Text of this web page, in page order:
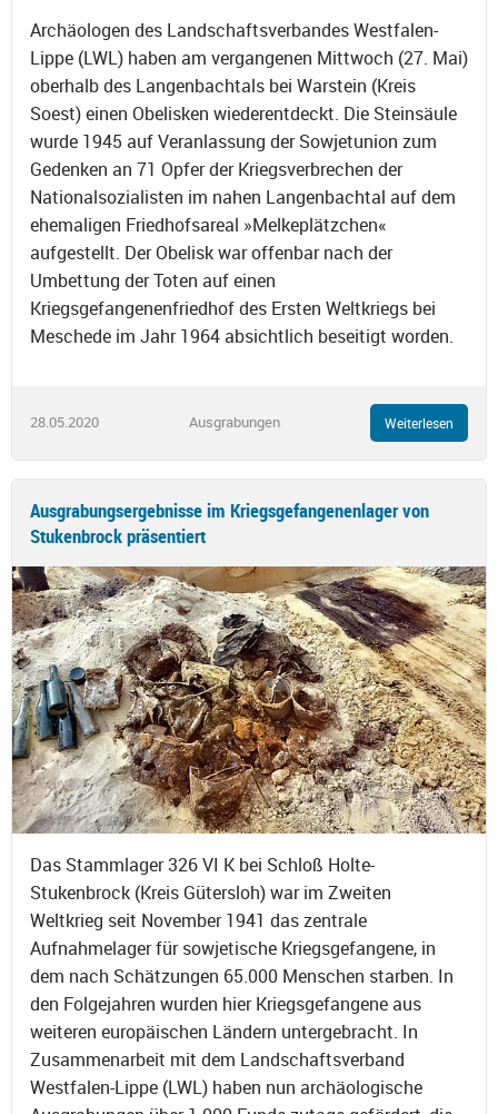
Archäologen des Landschaftsverbandes Westfalen-
Lippe (LWL) haben am vergangenen Mittwoch (27. Mai)
oberhalb des Langenbachtals bei Warstein (Kreis
Soest) einen Obelisken wiederentdeckt. Die Steinsäule
wurde 1945 auf Veranlassung der Sowjetunion zum
Gedenken an 71 Opfer der Kriegsverbrechen der
Nationalsozialisten im nahen Langenbachtal auf dem
ehemaligen Friedhofsareal »Melkeplätzchen«
aufgestellt. Der Obelisk war offenbar nach der
Umbettung der Toten auf einen
Kriegsgefangenenfriedhof des Ersten Weltkriegs bei
Meschede im Jahr 1964 absichtlich beseitigt worden.
28.05.2020 Ausgrabungen Weiterlesen
Ausgrabungsergebnisse im Kriegsgefangenenlager von
Stukenbrock präsentiert
Das Stammlager 326 VI K bei Schloß Holte-
Stukenbrock (Kreis Gütersloh) war im Zweiten
Weltkrieg seit November 1941 das zentrale
Aufnahmelager für sowjetische Kriegsgefangene, in
dem nach Schätzungen 65.000 Menschen starben. In
den Folgejahren wurden hier Kriegsgefangene aus
weiteren europäischen Ländern untergebracht. In
Zusammenarbeit mit dem Landschaftsverband
Westfalen-Lippe (LWL) haben nun archäologische